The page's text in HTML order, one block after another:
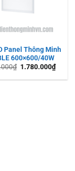
Panel Thông Minh
600×600/40W
₫ 1.780.000₫